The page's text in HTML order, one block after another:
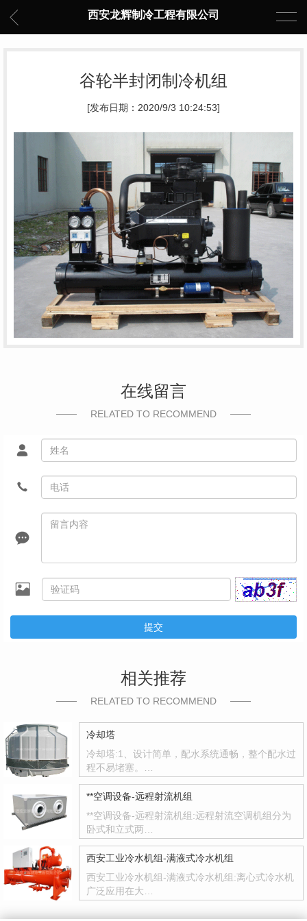
西安龙辉制冷工程有限公司
谷轮半封闭制冷机组
[发布日期：2020/9/3 10:24:53]
在线留言
RELATED TO RECOMMEND
提交
相关推荐
RELATED TO RECOMMEND
冷却塔
冷却塔:1、设计简单，配水系统通畅，整个配水过
程不易堵塞。…
**空调设备-远程射流机组
**空调设备-远程射流机组:远程射流空调机组分为
卧式和立式两…
西安工业冷水机组-满液式冷水机组
西安工业冷水机组-满液式冷水机组:离心式冷水机
广泛应用在大…